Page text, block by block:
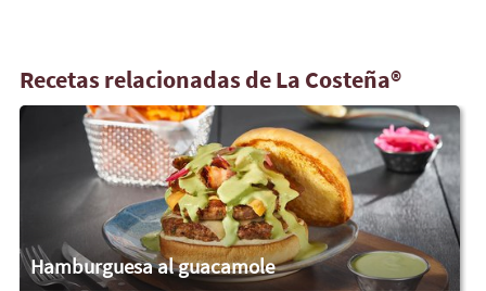
Recetas relacionadas de La Costeña®
Hamburguesa al guacamole